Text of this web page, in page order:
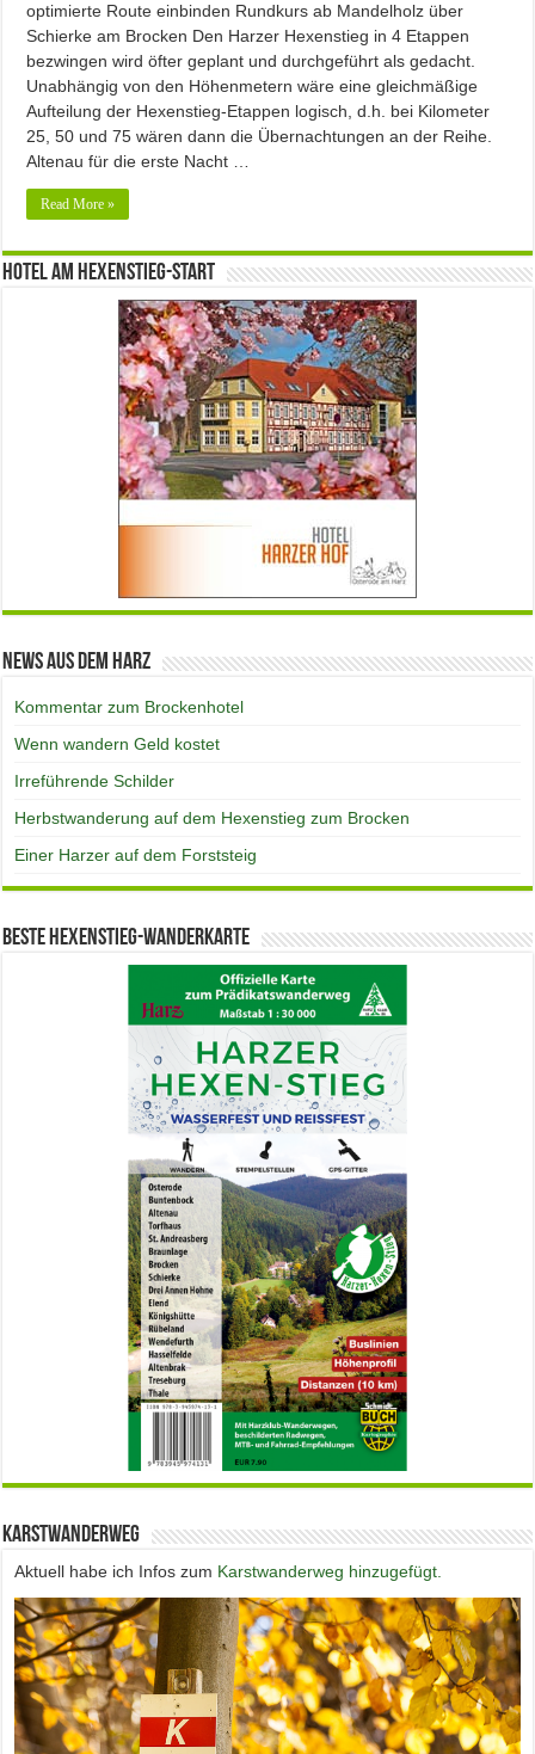
optimierte Route einbinden Rundkurs ab Mandelholz über
Schierke am Brocken Den Harzer Hexenstieg in 4 Etappen
bezwingen wird öfter geplant und durchgeführt als gedacht.
Unabhängig von den Höhenmetern wäre eine gleichmäßige
Aufteilung der Hexenstieg-Etappen logisch, d.h. bei Kilometer
25, 50 und 75 wären dann die Übernachtungen an der Reihe.
Altenau für die erste Nacht …
Read More »
Hotel am Hexenstieg-Start
News aus dem Harz
Kommentar zum Brockenhotel
Wenn wandern Geld kostet
Irreführende Schilder
Herbstwanderung auf dem Hexenstieg zum Brocken
Einer Harzer auf dem Forststeig
Beste Hexenstieg-Wanderkarte
Karstwanderweg
Aktuell habe ich Infos zum Karstwanderweg hinzugefügt.